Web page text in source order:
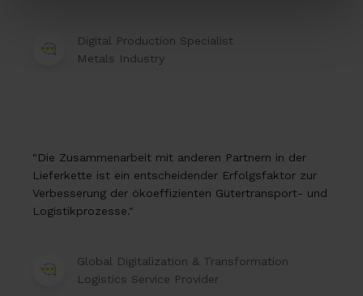
Digital Production Specialist
Metals Industry
"Die Zusammenarbeit mit anderen Partnern in der
Lieferkette ist ein entscheidender Erfolgsfaktor zur
Verbesserung der ökoeffizienten Gütertransport- und
Logistikprozesse."
Global Digitalization & Transformation
Logistics Service Provider